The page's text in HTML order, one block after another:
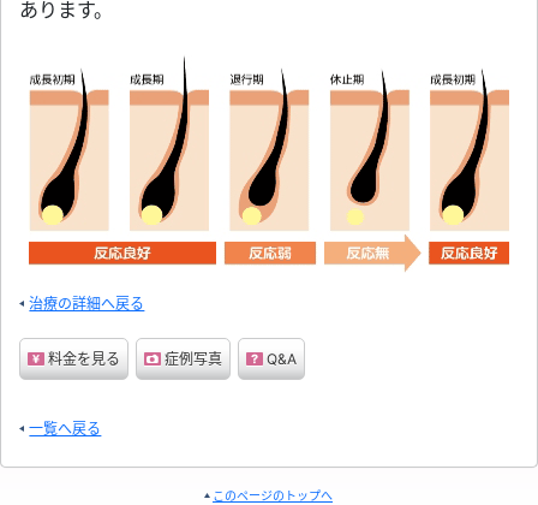
あります。
治療の詳細へ戻る
料金を見る 症例写真 Q&A
一覧へ戻る
このページのトップへ